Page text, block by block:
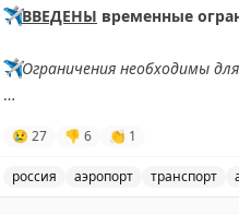
✈️ВВЕДЕНЫ временные
✈️Ограничения необходимы
😢 27 👎 6 👏 1
россия аэропорт транспорт